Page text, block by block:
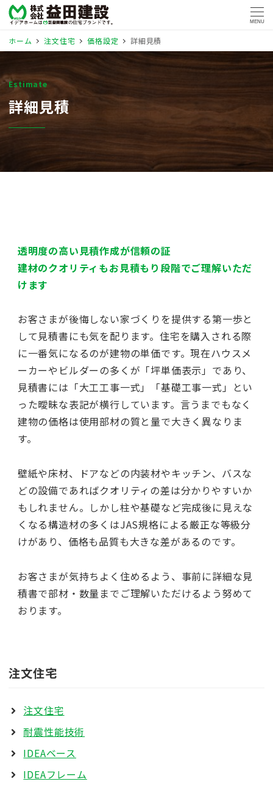
MENU
ホーム 注文住宅 価格設定 詳細見積
Estimate
詳細見積
透明度の高い見積作成が信頼の証
建材のクオリティもお見積もり段階でご理解いただ
けます
お客さまが後悔しない家づくりを提供する第一歩と
して見積書にも気を配ります。住宅を購入される際
に一番気になるのが建物の単価です。現在ハウスメ
ーカーやビルダーの多くが「坪単価表示」であり、
見積書には「大工工事一式」「基礎工事一式」とい
った曖昧な表記が横行しています。言うまでもなく
建物の価格は使用部材の質と量で大きく異なりま
す。
壁紙や床材、ドアなどの内装材やキッチン、バスな
どの設備であればクオリティの差は分かりやすいか
もしれません。しかし柱や基礎など完成後に見えな
くなる構造材の多くはJAS規格による厳正な等級分
けがあり、価格も品質も大きな差があるのです。
お客さまが気持ちよく住めるよう、事前に詳細な見
積書で部材・数量までご理解いただけるよう努めて
おります。
注文住宅
注文住宅
耐震性能技術
IDEAベース
IDEAフレーム